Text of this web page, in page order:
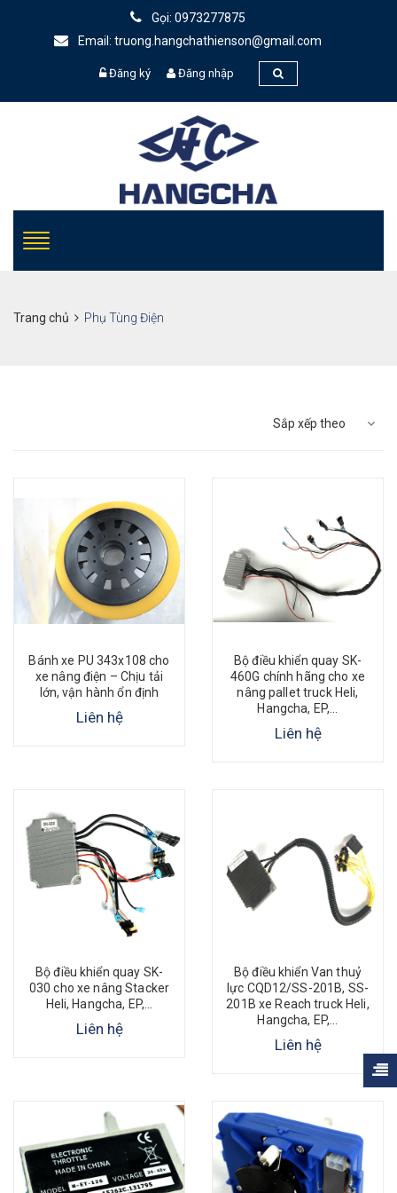
Gọi: 0973277875
Email: truong.hangchathienson@gmail.com
Đăng ký Đăng nhập
Trang chủ Phụ Tùng Điện
Sắp xếp theo
Bánh xe PU 343x108 cho
xe nâng điện – Chịu tải
lớn, vận hành ổn định
Liên hệ
Bộ điều khiển quay SK-
460G chính hãng cho xe
nâng pallet truck Heli,
Hangcha, EP,...
Liên hệ
Bộ điều khiển quay SK-
030 cho xe nâng Stacker
Heli, Hangcha, EP,...
Liên hệ
Bộ điều khiển Van thuỷ
lực CQD12/SS-201B, SS-
201B xe Reach truck Heli,
Hangcha, EP,...
Liên hệ